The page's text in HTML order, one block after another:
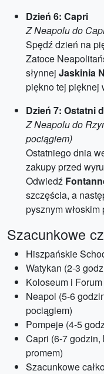
Dzień 6: Capri
Z Neapolu do
Spędź dzień na
Zatoce
słynnej Jaskinia
piękno tej pięknej
Dzień 7: Ostatni
Z Neapolu do
pociągiem)
Ostatniego dnia
zakupy przed
Odwiedź
szczęścia, a
pysznym
Szacunkowe
Hiszpańskie
Watykan (2-3
Koloseum i
Neapol (5-6
pociągiem)
Pompeje (4-5
Capri (6-7 godzin,
promem)
Szacunkowe